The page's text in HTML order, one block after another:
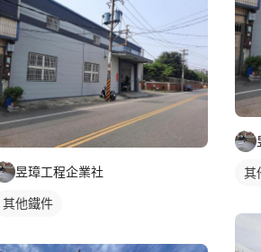
昱璋工程企業社
其他鐵件
其